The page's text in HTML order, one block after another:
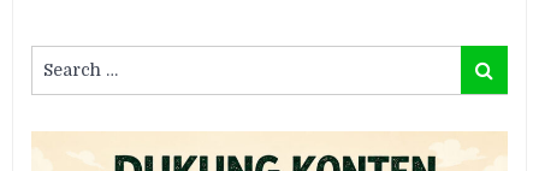
for:
Search